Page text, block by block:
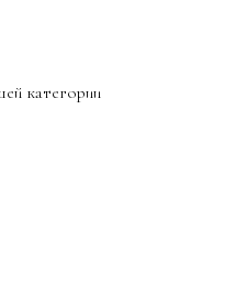
категории